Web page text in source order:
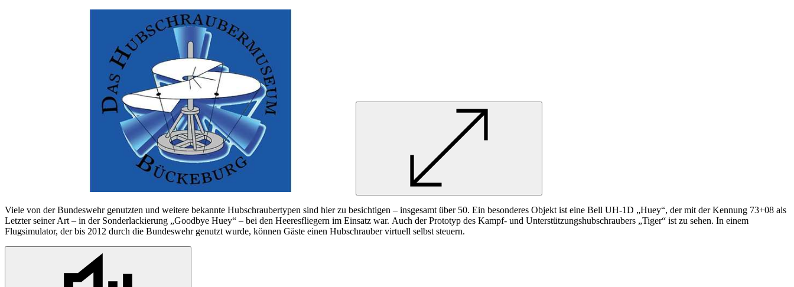
Viele von der Bundeswehr genutzten und weitere bekannte Hubschraubertypen sind hier zu besichtigen – insgesamt über 50. Ein besonderes Objekt ist eine Bell UH-1D „Huey“, der mit der Kennung 73+08 als
Letzter seiner Art – in der Sonderlackierung „Goodbye Huey“ – bei den Heeresfliegern im Einsatz war. Auch der Prototyp des Kampf- und Unterstützungshubschraubers „Tiger“ ist zu sehen. In einem
Flugsimulator, der bis 2012 durch die Bundeswehr genutzt wurde, können Gäste einen Hubschrauber virtuell selbst steuern.